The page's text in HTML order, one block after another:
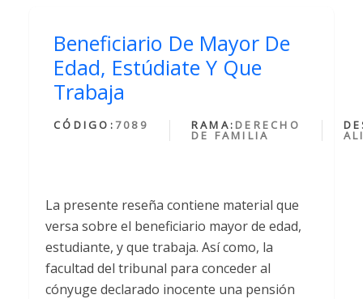
Beneficiario De Mayor De
Edad, Estúdiate Y Que
Trabaja
CÓDIGO: 7089 RAMA: DERECHO
DE FAMILIA
La presente reseña contiene material que
versa sobre el beneficiario mayor de edad,
estudiante, y que trabaja. Así como, la
facultad del tribunal para conceder al
cónyuge declarado inocente una pensión